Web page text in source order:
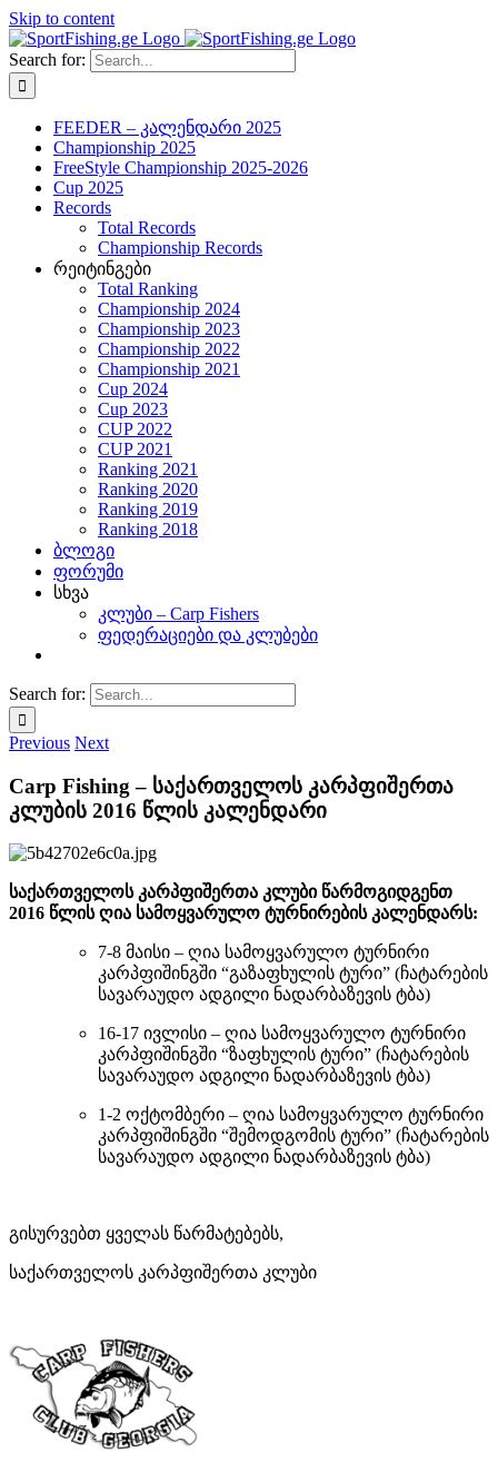
Skip to content
Search for:
FEEDER – კალენდარი 2025
Championship 2025
FreeStyle Championship 2025-2026
Cup 2025
Records
Total Records
Championship Records
რეიტინგები
Total Ranking
Championship 2024
Championship 2023
Championship 2022
Championship 2021
Cup 2024
Cup 2023
CUP 2022
CUP 2021
Ranking 2021
Ranking 2020
Ranking 2019
Ranking 2018
ბლოგი
ფორუმი
სხვა
კლუბი – Carp Fishers
ფედერაციები და კლუბები
Search for:
Previous Next
Carp Fishing – საქართველოს კარპფიშერთა
კლუბის 2016 წლის კალენდარი
საქართველოს კარპფიშერთა კლუბი წარმოგიდგენთ
2016 წლის ღია სამოყვარულო ტურნირების კალენდარს:
7-8 მაისი – ღია სამოყვარულო ტურნირი
კარპფიშინგში “გაზაფხულის ტური” (ჩატარების
სავარაუდო ადგილი ნადარბაზევის ტბა)
16-17 ივლისი – ღია სამოყვარულო ტურნირი
კარპფიშინგში “ზაფხულის ტური” (ჩატარების
სავარაუდო ადგილი ნადარბაზევის ტბა)
1-2 ოქტომბერი – ღია სამოყვარულო ტურნირი
კარპფიშინგში “შემოდგომის ტური” (ჩატარების
სავარაუდო ადგილი ნადარბაზევის ტბა)
გისურვებთ ყველას წარმატებებს,
საქართველოს კარპფიშერთა კლუბი